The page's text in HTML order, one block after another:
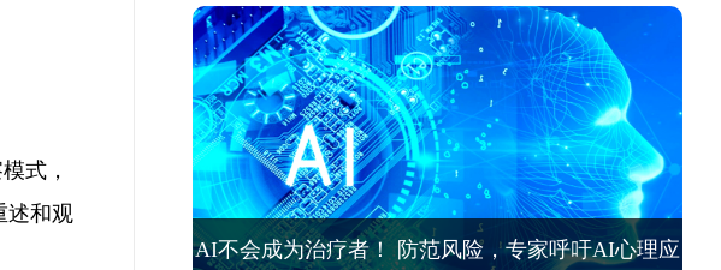
式，
述和观
AI不会成为治疗者！ 防范风险，专家呼吁AI心理应